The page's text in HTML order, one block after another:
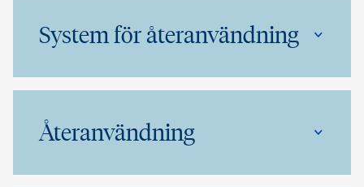
System för återanvändning
Återanvändning